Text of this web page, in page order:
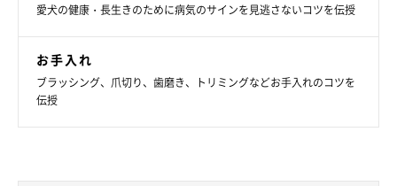
愛犬の健康・長生きのために病気のサインを見逃さないコツを伝授
お手入れ
ブラッシング、爪切り、歯磨き、トリミングなどお手入れのコツを
伝授